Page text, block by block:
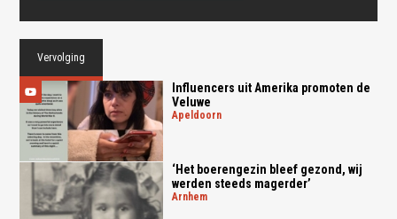
Vervolging
Influencers uit Amerika promoten de
Veluwe
apeldoorn
‘Het boerengezin bleef gezond, wij
werden steeds magerder’
arnhem